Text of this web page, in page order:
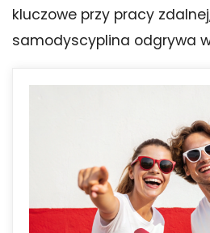
kluczowe przy pracy
samodyscyplina odgrywa